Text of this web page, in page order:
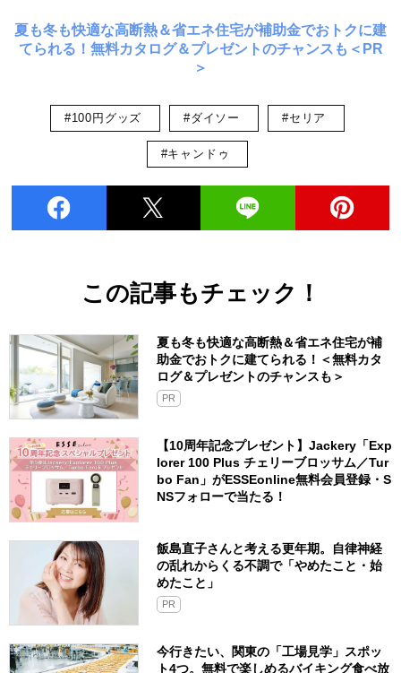
夏も冬も快適な高断熱＆省エネ住宅が補助金でおトクに建
てられる！無料カタログ＆プレゼントのチャンスも＜PR
＞
#100円グッズ #ダイソー #セリア
#キャンドゥ
この記事もチェック！
夏も冬も快適な高断熱＆省エネ住宅が補
助金でおトクに建てられる！＜無料カタ
ログ＆プレゼントのチャンスも＞
PR
【10周年記念プレゼント】Jackery「Exp
lorer 100 Plus チェリーブロッサム／Tur
bo Fan」がESSEonline無料会員登録・S
NSフォローで当たる！
飯島直子さんと考える更年期。自律神経
の乱れからくる不調で「やめたこと・始
めたこと」
PR
今行きたい、関東の「工場見学」スポッ
ト4つ。無料で楽しめるバイキング食べ放